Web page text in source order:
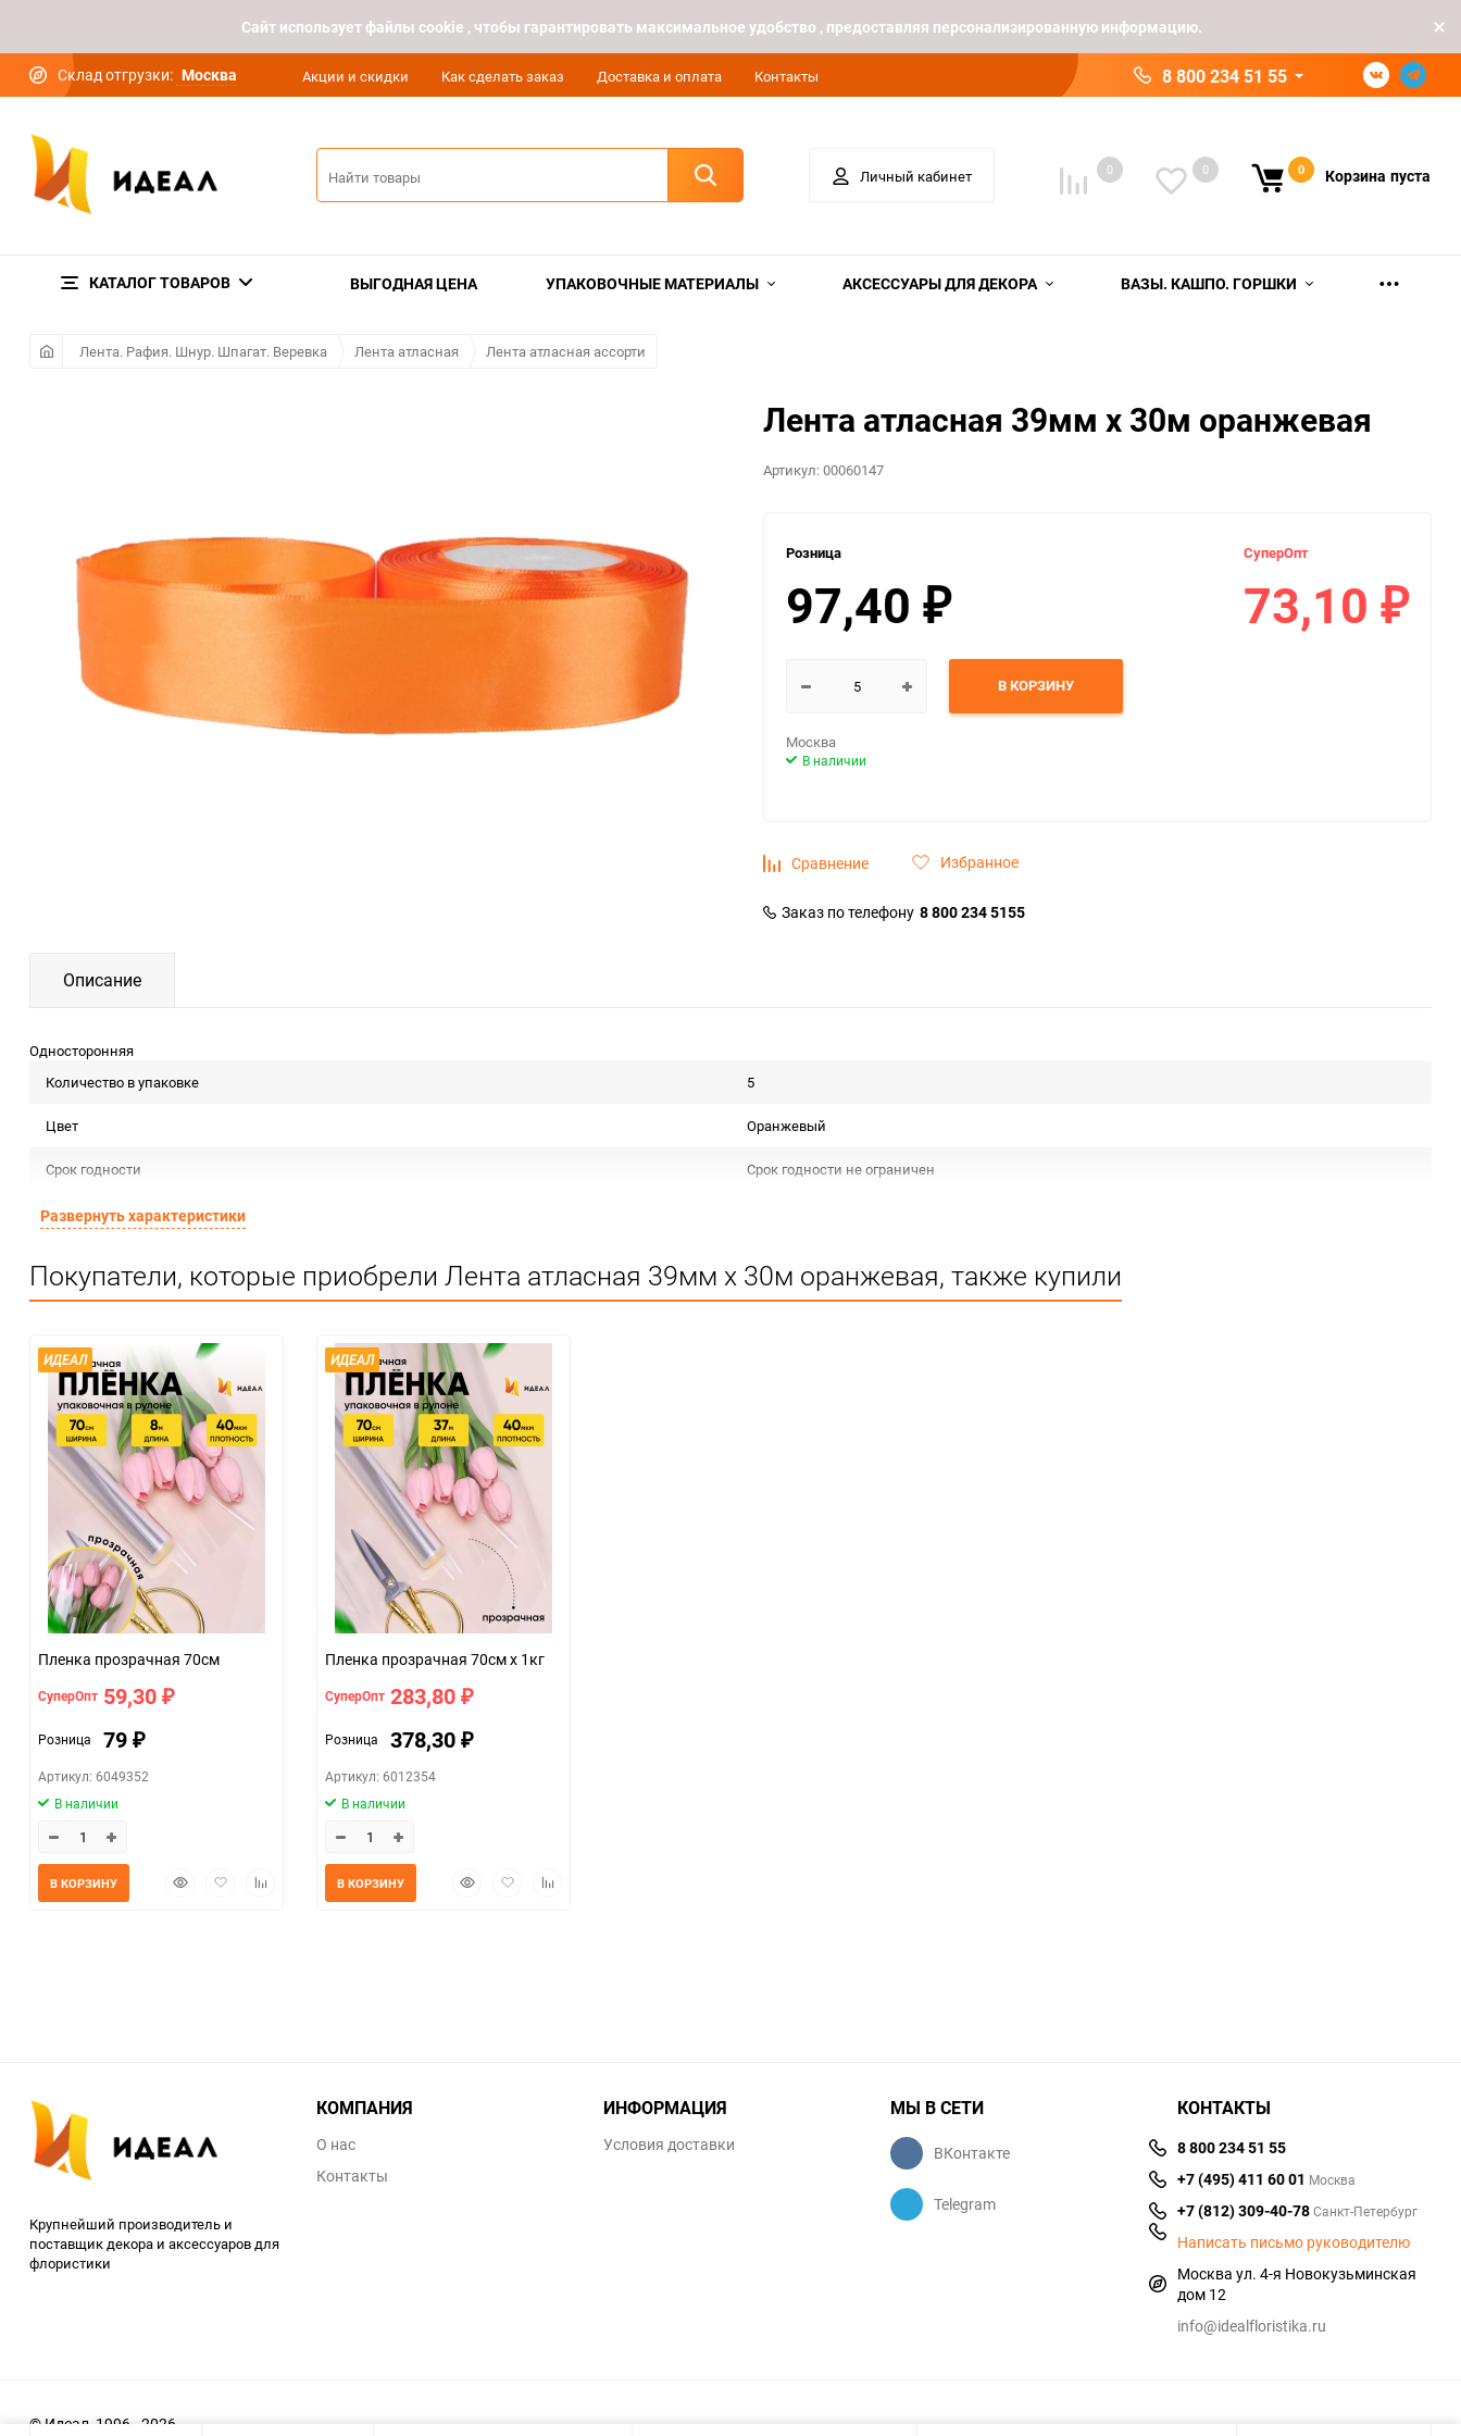
Cайт использует файлы cookie , чтобы гарантировать максимальное удобство , предоставляя персонализированную информацию.
Склад отгрузки: Москва Акции и скидки Как сделать заказ Доставка и оплата Контакты 8 800 234 51 55
Личный кабинет 0 0 0 Корзина пуста
КАТАЛОГ ТОВАРОВ ВЫГОДНАЯ ЦЕНА УПАКОВОЧНЫЕ МАТЕРИАЛЫ АКСЕССУАРЫ ДЛЯ ДЕКОРА ВАЗЫ. КАШПО. ГОРШКИ
Лента. Рафия. Шнур. Шпагат. Веревка Лента атласная Лента атласная ассорти
Лента атласная 39мм х 30м оранжевая
Артикул:00060147
Розница
97,40 ₽
СуперОпт
73,10 ₽
В КОРЗИНУ
Москва
В наличии
Сравнение Избранное
Заказ по телефону 8 800 234 5155
Описание
Односторонняя
Количество в упаковке
5
Цвет Оранжевый
Срок годности Срок годности не ограничен
Предназначение товара
Особые условия Сухое, проветриваемое помещение
Минимальное количество
Единица измерения
Развернуть характеристики
Покупатели, которые приобрели Лента атласная 39мм х 30м оранжевая, также купили
ИДЕАЛ
Пленка прозрачная 70см
СуперОпт 59,30 ₽
Розница 79 ₽
Артикул: 6049352
В наличии
БыстрыйДобавитьДобавить
В КОРЗИНУ
ИДЕАЛ
Пленка прозрачная 70см х 1кг
СуперОпт 283,80 ₽
Розница 378,30 ₽
Артикул: 6012354
В наличии
БыстрыйДобавитьДобавить
В КОРЗИНУ
Крупнейший производитель и
поставщик декора и аксессуаров для
флористики
КОМПАНИЯ
О нас
Контакты
ИНФОРМАЦИЯ
Условия доставки
МЫ В СЕТИ
ВКонтакте
Telegram
КОНТАКТЫ
8 800 234 51 55
+7 (495) 411 60 01 Москва
+7 (812) 309-40-78Санкт-Петербург
Написать письмо руководителю
Москва ул. 4-я Новокузьминская
дом 12
info@idealfloristika.ru
© Идеал, 1996 - 2026